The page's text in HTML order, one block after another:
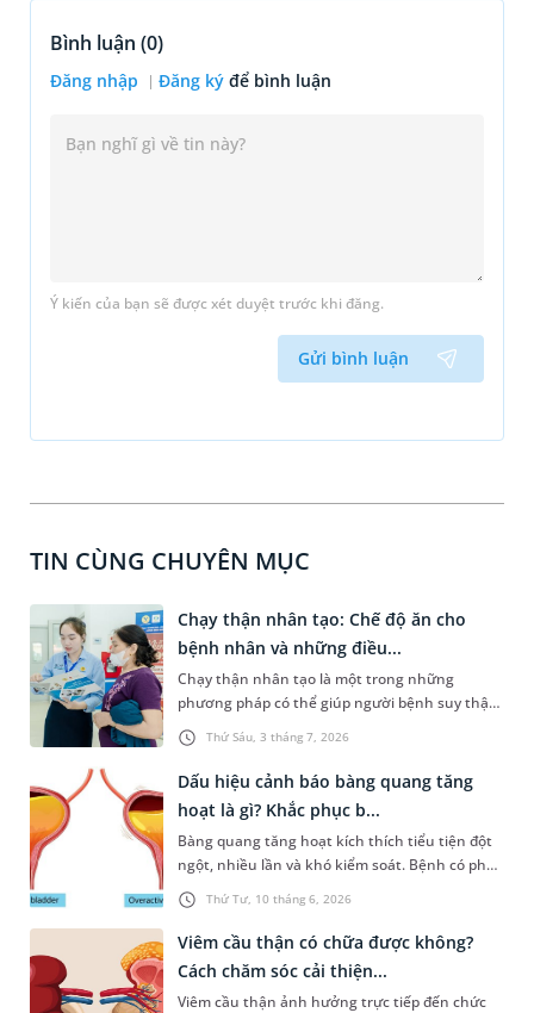
Bình luận (0)
Đăng nhập Đăng ký để bình luận
Ý kiến của bạn sẽ được xét duyệt trước khi đăng.
Gửi bình luận
TIN CÙNG CHUYÊN MỤC
Thứ Sáu, 3 tháng 7, 2026
Chạy thận nhân tạo: Chế độ ăn cho
bệnh nhân và những điều...
Chạy thận nhân tạo là một trong những
phương pháp có thể giúp người bệnh suy thận
mạn tính ở giai đoạn cuối có thể kéo dài cuộc
sống và tăng chất lượng sống đáng kể. Bài viết
dưới đây là một số thông tin cơ bản về phương
pháp điều trị này và những lưu ý về chế độ ăn
dành cho người bệnh để đảm bảo hiệu quả
chạy thận và phòng ngừa tai biến nghiêm
trọng.
Thứ Tư, 10 tháng 6, 2026
Dấu hiệu cảnh báo bàng quang tăng
hoạt là gì? Khắc phục b...
Bàng quang tăng hoạt kích thích tiểu tiện đột
ngột, nhiều lần và khó kiểm soát. Bệnh có phổ
biến hơn ở người ở độ tuổi trung niên và cao
tuổi. Vậy dấu hiệu của bàng quang tăng hoạt là
gì, khắc phục bằng phương pháp nào? Bạn có
thể tìm hiểu chi tiết vấn đề liên quan qua
những chia sẻ dưới đây.
Viêm cầu thận có chữa được không?
Cách chăm sóc cải thiện...
Viêm cầu thận ảnh hưởng trực tiếp đến chức